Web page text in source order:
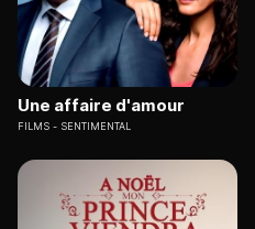
Une affaire d'amour
FILMS SENTIMENTAL